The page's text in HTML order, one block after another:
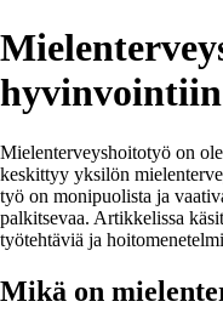
Mielenterveyshoitotyö on
keskittyy yksilön
työ on monipuolista ja
palkitsevaa. Artikkelissa
työtehtäviä ja
Mikä on